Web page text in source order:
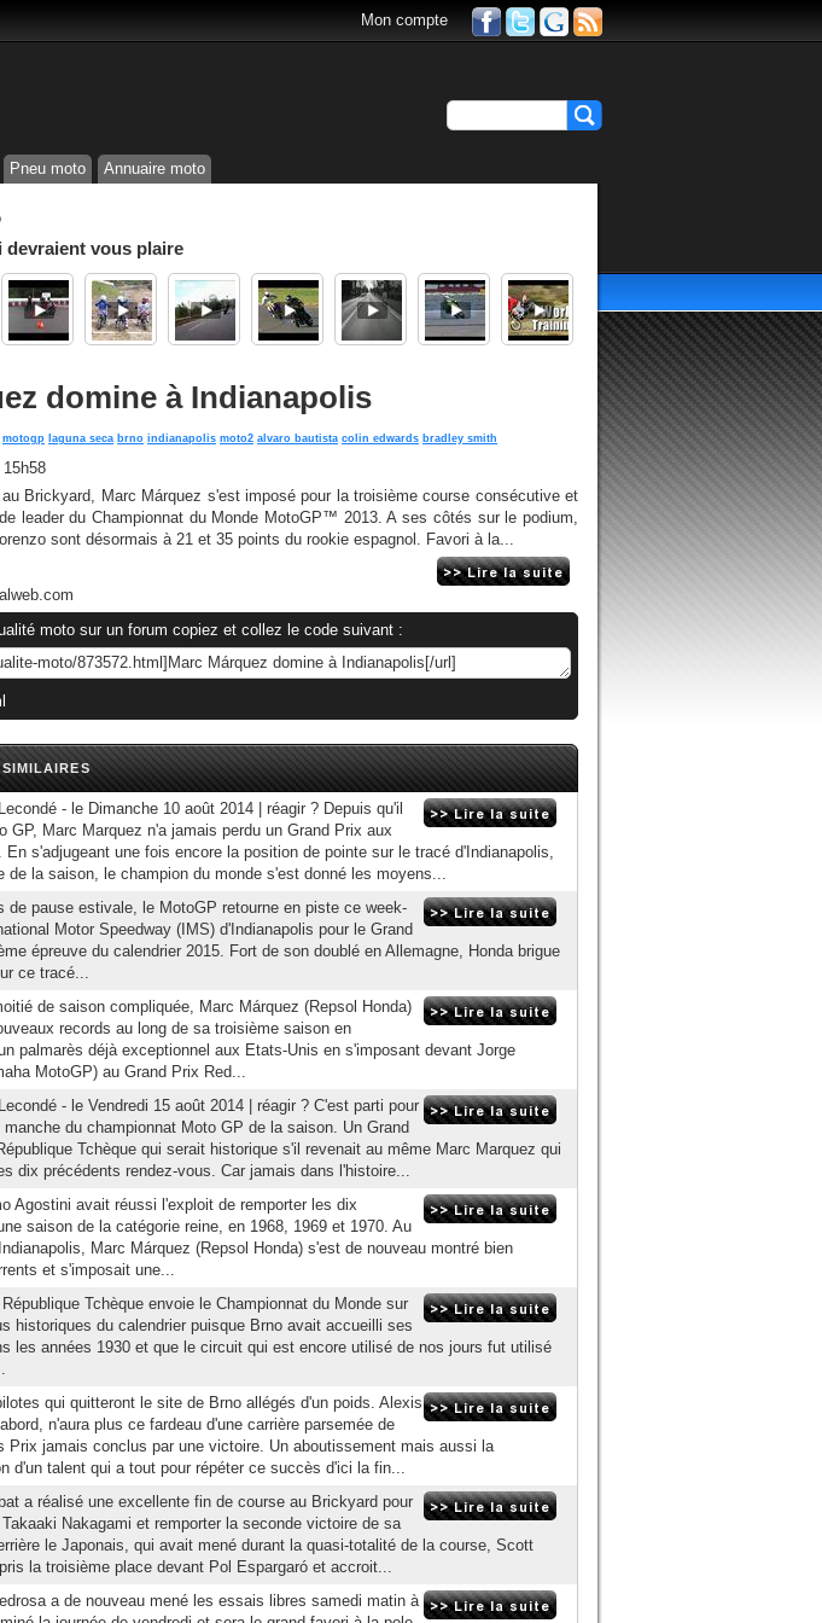
Mon compte
Pneu moto Annuaire moto
devraient vous plaire
domine à Indianapolis
motogp laguna seca brno indianapolis moto2 alvaro bautista colin edwards bradley smith
au Brickyard, Marc Márquez s'est imposé pour la troisième course consécutive et
leader du Championnat du Monde MotoGP™ 2013. A ses côtés sur le podium,
sont désormais à 21 et 35 points du rookie espagnol. Favori à la...
moto sur un forum copiez et collez le code suivant :
- le Dimanche 10 août 2014 | réagir ? Depuis qu'il
GP, Marc Marquez n'a jamais perdu un Grand Prix aux
En s'adjugeant une fois encore la position de pointe sur le tracé d'Indianapolis,
de la saison, le champion du monde s'est donné les moyens...
de pause estivale, le MotoGP retourne en piste ce week-
Motor Speedway (IMS) d'Indianapolis pour le Grand
épreuve du calendrier 2015. Fort de son doublé en Allemagne, Honda brigue
ce tracé...
de saison compliquée, Marc Márquez (Repsol Honda)
records au long de sa troisième saison en
palmarès déjà exceptionnel aux Etats-Unis en s'imposant devant Jorge
MotoGP) au Grand Prix Red...
- le Vendredi 15 août 2014 | réagir ? C'est parti pour
manche du championnat Moto GP de la saison. Un Grand
Tchèque qui serait historique s'il revenait au même Marc Marquez qui
dix précédents rendez-vous. Car jamais dans l'histoire...
Agostini avait réussi l'exploit de remporter les dix
saison de la catégorie reine, en 1968, 1969 et 1970. Au
Marc Márquez (Repsol Honda) s'est de nouveau montré bien
et s'imposait une...
Tchèque envoie le Championnat du Monde sur
historiques du calendrier puisque Brno avait accueilli ses
les années 1930 et que le circuit qui est encore utilisé de nos jours fut utilisé
qui quitteront le site de Brno allégés d'un poids. Alexis
n'aura plus ce fardeau d'une carrière parsemée de
Prix jamais conclus par une victoire. Un aboutissement mais aussi la
d'un talent qui a tout pour répéter ce succès d'ici la fin...
a réalisé une excellente fin de course au Brickyard pour
Nakagami et remporter la seconde victoire de sa
le Japonais, qui avait mené durant la quasi-totalité de la course, Scott
la troisième place devant Pol Espargaró et accroit...
a de nouveau mené les essais libres samedi matin à